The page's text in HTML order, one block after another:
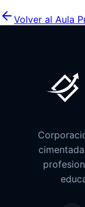
Volver al Aula